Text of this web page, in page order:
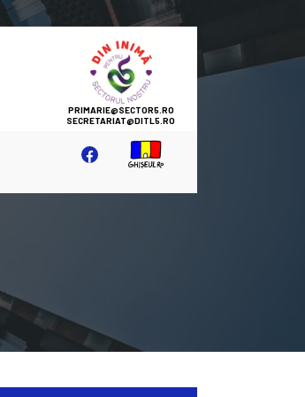
SECTOR
5